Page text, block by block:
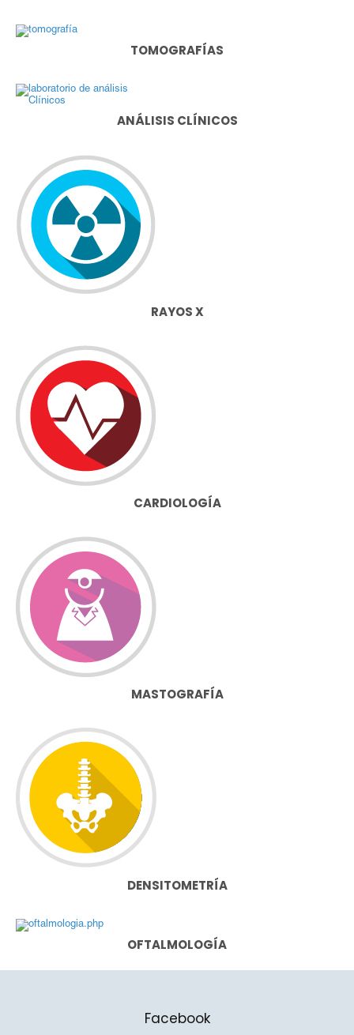
TOMOGRAFÍAS
ANÁLISIS CLÍNICOS
RAYOS X
CARDIOLOGÍA
MASTOGRAFÍA
DENSITOMETRÍA
OFTALMOLOGÍA
Facebook